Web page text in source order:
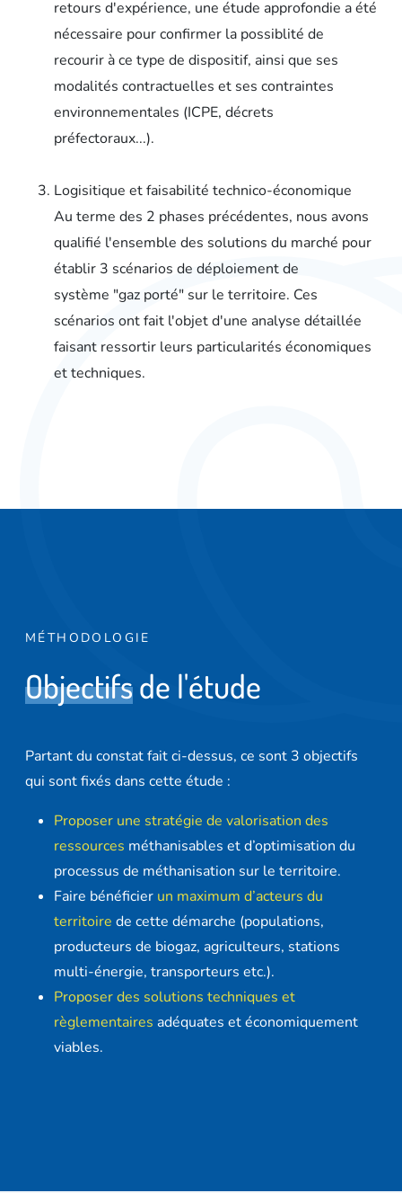
retours d'expérience, une étude approfondie a été
nécessaire pour confirmer la possiblité de
recourir à ce type de dispositif, ainsi que ses
modalités contractuelles et ses contraintes
environnementales (ICPE, décrets
préfectoraux...).
Logisitique et faisabilité technico-économique
Au terme des 2 phases précédentes, nous avons
qualifié l'ensemble des solutions du marché pour
établir 3 scénarios de déploiement de
système "gaz porté" sur le territoire. Ces
scénarios ont fait l'objet d'une analyse détaillée
faisant ressortir leurs particularités économiques
et techniques.
MÉTHODOLOGIE
Objectifsde l'étude
Partant du constat fait ci-dessus, ce sont 3 objectifs
qui sont fixés dans cette étude :
Proposer une stratégie de valorisation des
ressources méthanisables et d’optimisation du
processus de méthanisation sur le territoire.
Faire bénéficier un maximum d’acteurs du
territoire de cette démarche (populations,
producteurs de biogaz, agriculteurs, stations
multi-énergie, transporteurs etc.).
Proposer des solutions techniques et
règlementaires adéquates et économiquement
viables.